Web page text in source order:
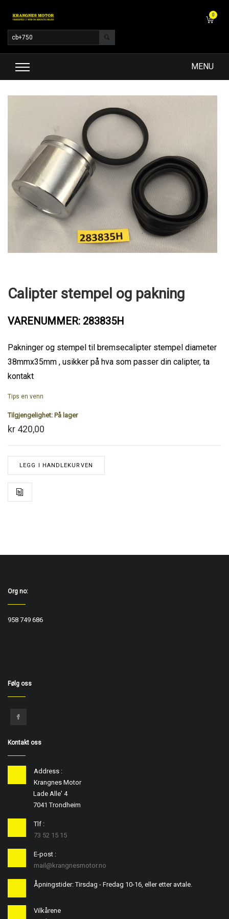
0
MENU
Calipter stempel og pakning
VARENUMMER: 283835H
Pakninger og stempel til bremsecalipter stempel diameter
38mmx35mm , usikker på hva som passer din calipter, ta
kontakt
Tips en venn
Tilgjengelighet: På lager
kr 420,00
LEGG I HANDLEKURVEN
Org no:
958 749 686
Følg oss
Kontakt oss
Address :
Krangnes Motor
Lade Alle' 4
7041 Trondheim
Tlf :
73 52 15 15
E-post :
mail@krangnesmotor.no
Åpningstider: Tirsdag - Fredag 10-16, eller etter avtale.
Vilkårene